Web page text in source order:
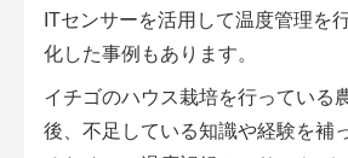
ITセンサーを活用して温度管理を
化した事例もあります。
イチゴのハウス栽培を行っている
後、不足している知識や経験を補